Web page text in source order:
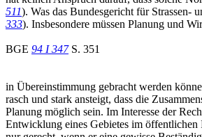
511). Was das Bundesgericht für Strassen-
333). Insbesondere müssen Planung und
BGE 94 I 347S. 351
in Übereinstimmung gebracht werden
rasch und stark ansteigt, dass die
Planung möglich sein. Im Interesse der
Entwicklung eines Gebietes im öffentlichen